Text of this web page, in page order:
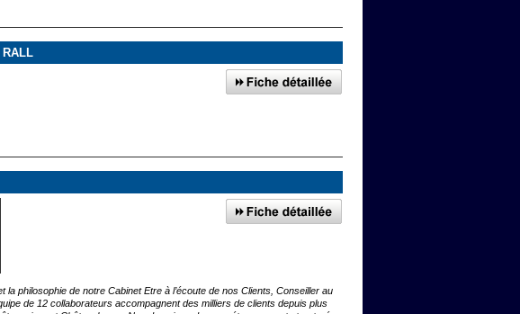
RALL
philosophie de notre Cabinet Etre à l’écoute de nos Clients, Conseiller au
de 12 collaborateurs accompagnent des milliers de clients depuis plus